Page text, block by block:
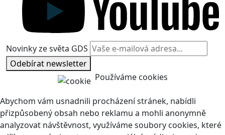
Novinky ze světa GDS
Odebírat newsletter
Používáme cookies
Abychom vám usnadnili procházení stránek, nabídli
přizpůsobený obsah nebo reklamu a mohli anonymně
analyzovat návštěvnost, využíváme soubory cookies, které